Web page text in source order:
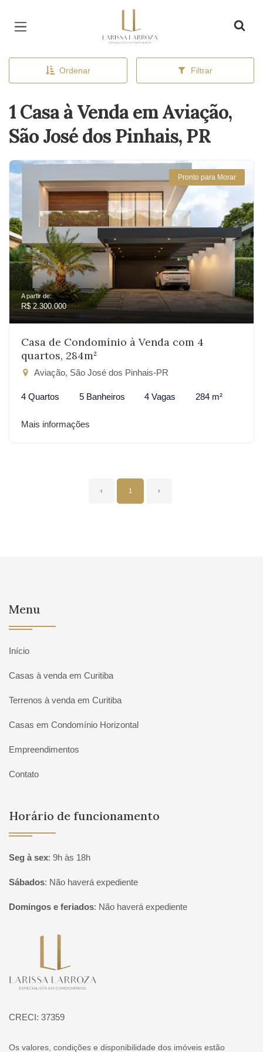
Ordenar Filtrar
1 Casa à Venda em Aviação,
São José dos Pinhais, PR
Pronto para Morar
A partir de:
R$ 2.300.000
Casa de Condomínio à Venda com 4
quartos, 284m²
Aviação, São José dos Pinhais-PR
4 Quartos 5 Banheiros 4 Vagas 284 m²
Mais informações
‹ 1 ›
Menu
Início
Casas à venda em Curitiba
Terrenos à venda em Curitiba
Casas em Condomínio Horizontal
Empreendimentos
Contato
Horário de funcionamento
Seg à sex: 9h às 18h
Sábados: Não haverá expediente
Domingos e feriados: Não haverá expediente
CRECI: 37359
Os valores, condições e disponibilidade dos imóveis estão